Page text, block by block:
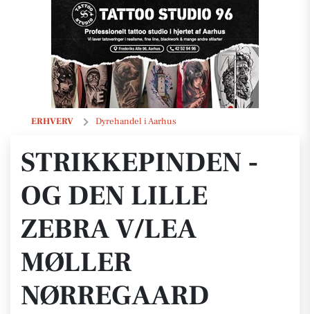
ERHVERV Dyrehandel i Aarhus
Strikkepinden - og den lille Zebra v/Lea Møller Nørregaard
STRIKKEPINDEN -
OG DEN LILLE
ZEBRA V/LEA
MØLLER
NØRREGAARD